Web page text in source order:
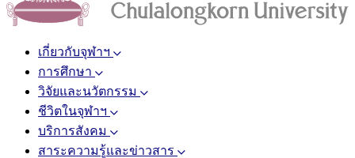
เกี่ยวกับจุฬาฯ
การศึกษา
วิจัยและนวัตกรรม
ชีวิตในจุฬาฯ
บริการสังคม
สาระความรู้และข่าวสาร